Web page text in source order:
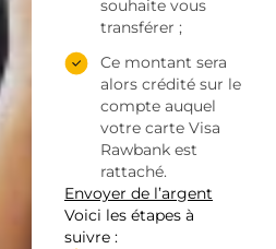
souhaite vous
transférer ;
Ce montant sera
alors crédité sur le
compte auquel
votre carte Visa
Rawbank est
rattaché.
Envoyer de l’argent
Voici les étapes à
suivre :